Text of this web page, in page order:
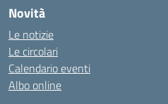
Novità
Le notizie
Le circolari
Calendario eventi
Albo online